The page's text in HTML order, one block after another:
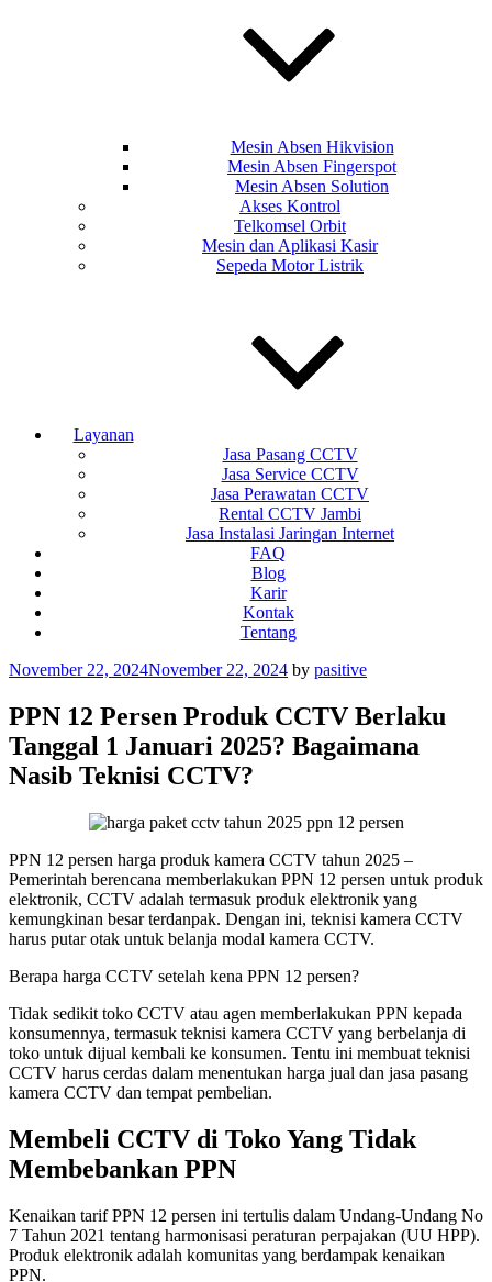
Mesin Absen Hikvision
Mesin Absen Fingerspot
Mesin Absen Solution
Akses Kontrol
Telkomsel Orbit
Mesin dan Aplikasi Kasir
Sepeda Motor Listrik
Layanan
Jasa Pasang CCTV
Jasa Service CCTV
Jasa Perawatan CCTV
Rental CCTV Jambi
Jasa Instalasi Jaringan Internet
FAQ
Blog
Karir
Kontak
Tentang
Posted
November 22, 2024November 22, 2024 by pasitive
PPN 12 Persen Produk CCTV Berlaku
Tanggal 1 Januari 2025? Bagaimana
Nasib Teknisi CCTV?
PPN 12 persen harga produk kamera CCTV tahun 2025 –
Pemerintah berencana memberlakukan PPN 12 persen untuk produk
elektronik, CCTV adalah termasuk produk elektronik yang
kemungkinan besar terdanpak. Dengan ini, teknisi kamera CCTV
harus putar otak untuk belanja modal kamera CCTV.
Berapa harga CCTV setelah kena PPN 12 persen?
Tidak sedikit toko CCTV atau agen memberlakukan PPN kepada
konsumennya, termasuk teknisi kamera CCTV yang berbelanja di
toko untuk dijual kembali ke konsumen. Tentu ini membuat teknisi
CCTV harus cerdas dalam menentukan harga jual dan jasa pasang
kamera CCTV dan tempat pembelian.
Membeli CCTV di Toko Yang Tidak
Membebankan PPN
Kenaikan tarif PPN 12 persen ini tertulis dalam Undang-Undang No
7 Tahun 2021 tentang harmonisasi peraturan perpajakan (UU HPP).
Produk elektronik adalah komunitas yang berdampak kenaikan
PPN.